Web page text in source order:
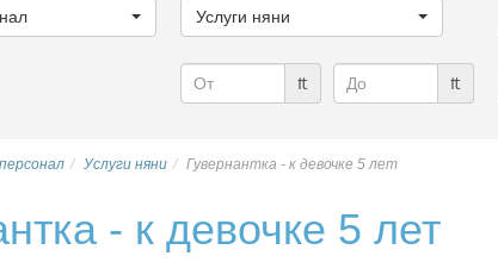
категорию...
Услуги няни
₶ ₶
Услуги няни Гувернантка - к девочке 5 лет
- к девочке 5 лет